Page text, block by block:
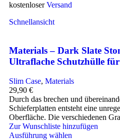
kostenloserVersand
Schnellansicht
Materials – Dark Slate
Ultraflache Schutzhülle
Slim Case, Materials
29,90 €
Durch das brechen und
Schieferplatten entsteht eine
Oberfläche. Die verschiedenen
Zur Wunschliste hinzufügen
Ausführung wählen